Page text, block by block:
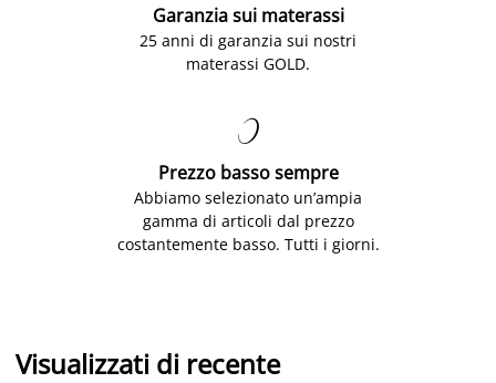
Garanzia sui materassi
25 anni di garanzia sui nostri
materassi GOLD.

Prezzo basso sempre
Abbiamo selezionato un’ampia
gamma di articoli dal prezzo
costantemente basso. Tutti i giorni.
Visualizzati di recente